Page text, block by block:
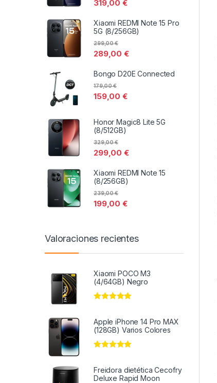
319,00€
Xiaomi REDMI Note 15 Pro
5G (8/256GB)
289,00€
299,00€
Bongo D20E Connected
159,00€
179,00€
Honor Magic8 Lite 5G
(8/512GB)
299,00€
329,00€
Xiaomi REDMI Note 15
(8/256GB)
199,00€
239,00€
Valoraciones recientes
Xiaomi POCO M3
(4/64GB) Negro
Apple iPhone 14 Pro MAX
(128GB) Varios Colores
Freidora dietética Cecofry
Deluxe Rapid Moon